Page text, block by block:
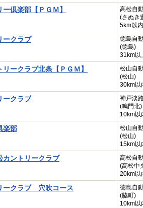
倶楽部【ＰＧＭ】
高松自
(さぬき
5km以内
ークラブ
徳島自
(徳島)
31km以
ークラブ北条【ＰＧＭ】
松山自
(松山)
30km以
ークラブ
神戸淡
(鳴門北)
10km以
楽部
松山自
(松山)
15km以
カントリークラブ
高松自
(高松中
20km以
ークラブ 穴吹コース
徳島自
(脇町)
10km以